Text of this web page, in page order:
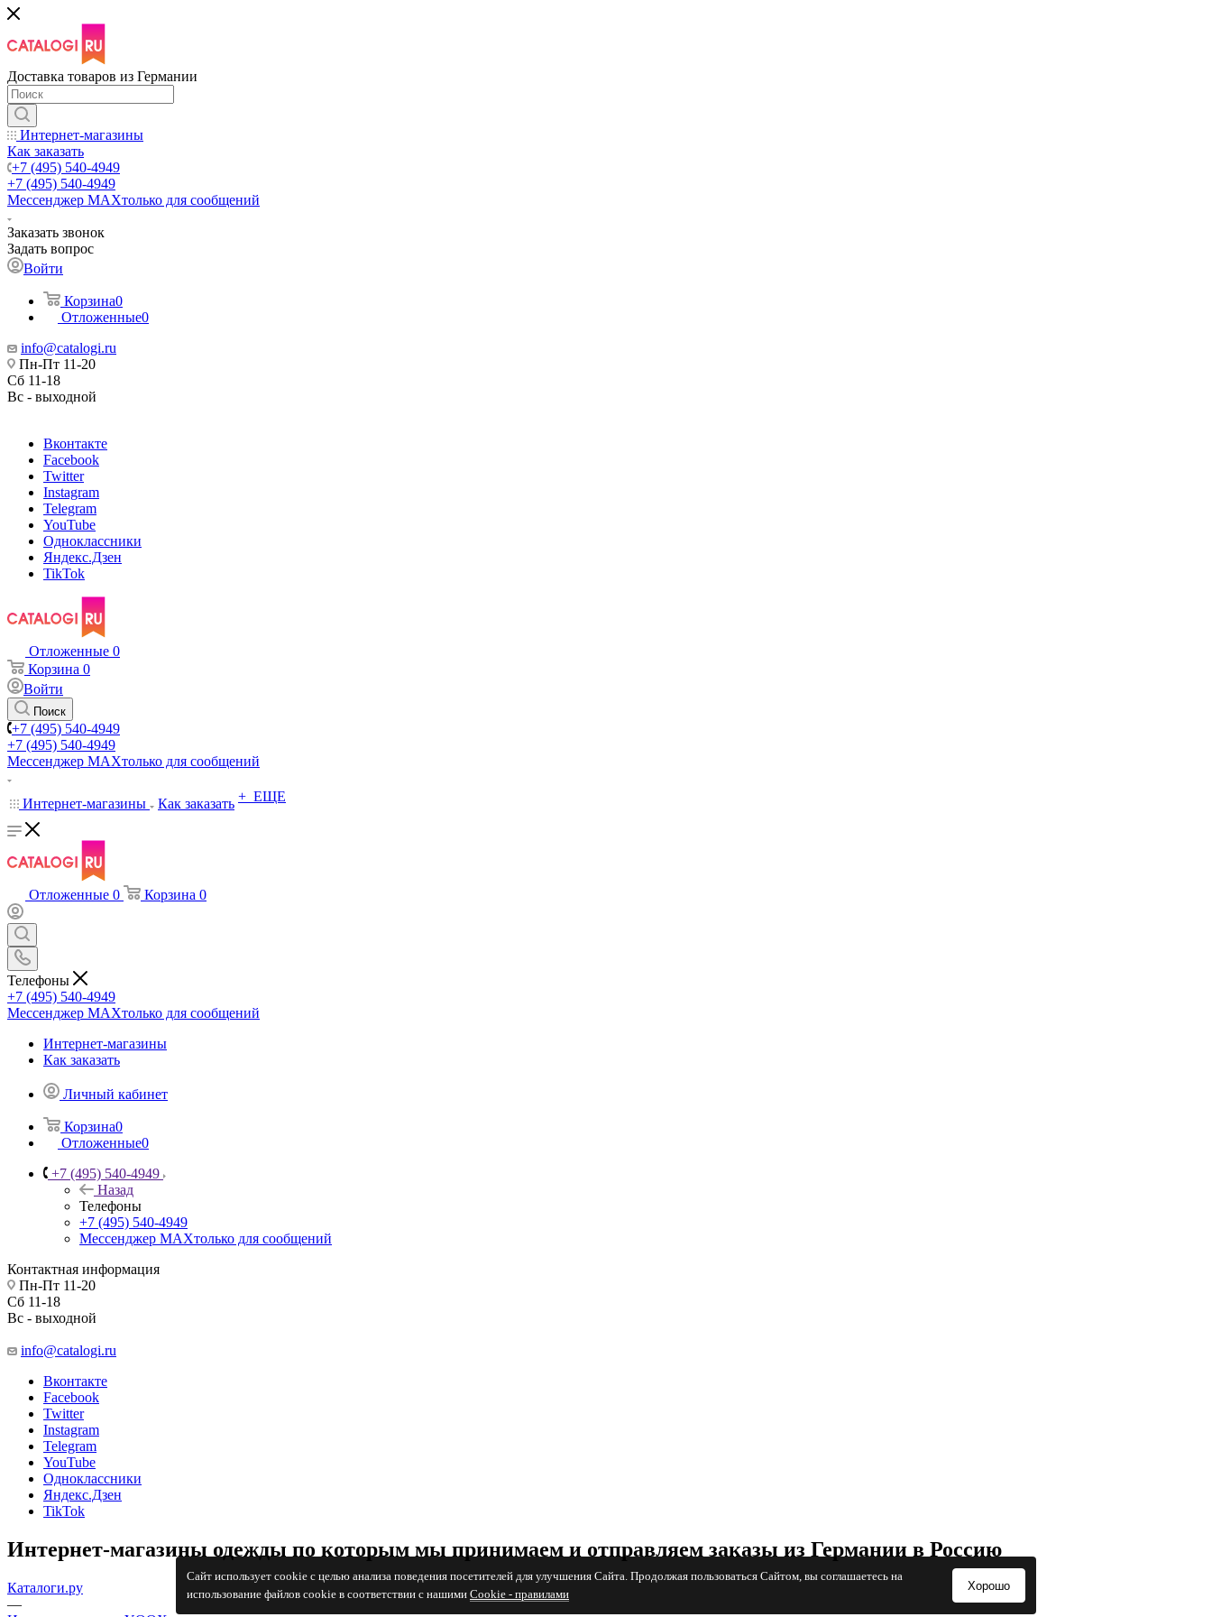
Сайт использует cookie с целью анализа поведения посетителей для улучшения Сайта. Продолжая пользоваться Сайтом, вы соглашаетесь на
использование файлов cookie в соответствии с нашими Cookiе - правилами
Хорошо
Доставка товаров из Германии
Интернет-магазины
Как заказать
+7 (495) 540-4949
+7 (495) 540-4949
Мессенджер МАХтолько для сообщений
Заказать звонок
Задать вопрос
Войти
Корзина0
Отложенные0
info@catalogi.ru
Пн-Пт 11-20
Сб 11-18
Вс - выходной
Вконтакте
Facebook
Twitter
Instagram
Telegram
YouTube
Одноклассники
Яндекс.Дзен
TikTok
Отложенные 0
Корзина 0
Войти
Поиск
+7 (495) 540-4949
+7 (495) 540-4949
Мессенджер МАХтолько для сообщений
Интернет-магазины Как заказать + ЕЩЕ
Отложенные 0 Корзина 0
Телефоны
+7 (495) 540-4949
Мессенджер МАХтолько для сообщений
Интернет-магазины
Как заказать
Личный кабинет
Корзина0
Отложенные0
+7 (495) 540-4949
Назад
Телефоны
+7 (495) 540-4949
Мессенджер МАХтолько для сообщений
Контактная информация
Пн-Пт 11-20
Сб 11-18
Вс - выходной
info@catalogi.ru
Вконтакте
Facebook
Twitter
Instagram
Telegram
YouTube
Одноклассники
Яндекс.Дзен
TikTok
Интернет-магазины одежды по которым мы принимаем и отправляем заказы из Германии в Россию
Каталоги.ру
—